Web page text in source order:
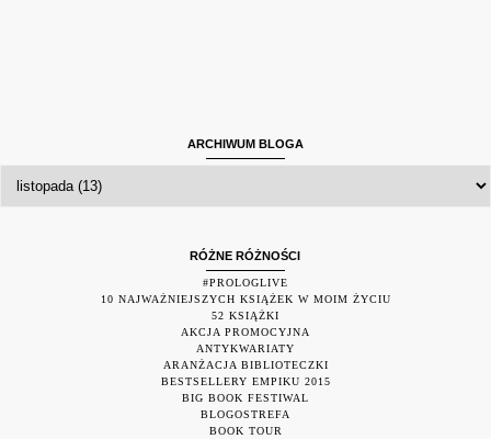
ARCHIWUM BLOGA
RÓŻNE RÓŻNOŚCI
#PROLOGLIVE
10 NAJWAŻNIEJSZYCH KSIĄŻEK W MOIM ŻYCIU
52 KSIĄŻKI
AKCJA PROMOCYJNA
ANTYKWARIATY
ARANŻACJA BIBLIOTECZKI
BESTSELLERY EMPIKU 2015
BIG BOOK FESTIWAL
BLOGOSTREFA
BOOK TOUR